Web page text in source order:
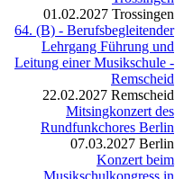
01.02.2027 Trossingen
64. (B) - Berufsbegleitender
Lehrgang Führung und
Leitung einer Musikschule -
Remscheid
22.02.2027 Remscheid
Mitsingkonzert des
Rundfunkchores Berlin
07.03.2027 Berlin
Konzert beim